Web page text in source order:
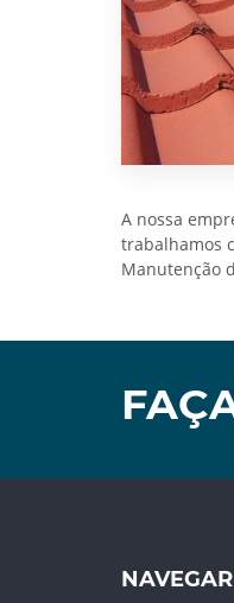
A nossa
trabalhamos
Manutenção
NAVEGAR